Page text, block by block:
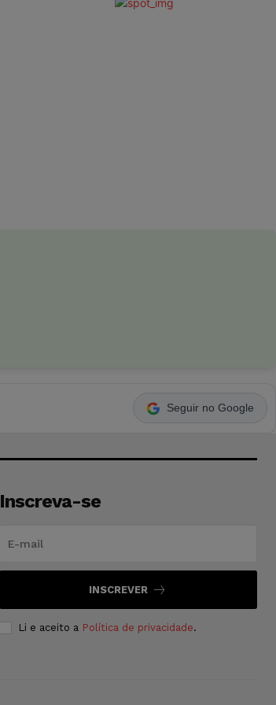
Seguir no Google
Inscreva-se
INSCREVER
Li e aceito a Política de privacidade.